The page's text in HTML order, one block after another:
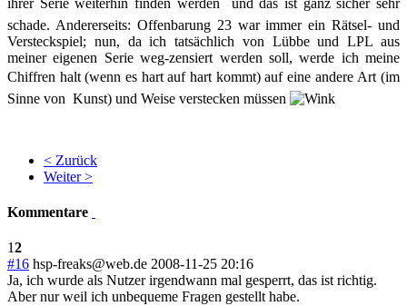
schade. Andererseits: Offenbarung 23 war immer ein Rätsel- und
Versteckspiel; nun, da ich tatsächlich von Lübbe und LPL aus
meiner eigenen Serie weg-zensiert werden soll, werde ich meine
Chiffren halt (wenn es hart auf hart kommt) auf eine andere Art (im
Sinne von Kunst) und Weise verstecken müssen
< Zurück
Weiter >
Kommentare
12
#16 hsp-freaks@web.de 2008-11-25 20:16
Ja, ich wurde als Nutzer irgendwann mal gesperrt, das ist richtig.
Aber nur weil ich unbequeme Fragen gestellt habe.